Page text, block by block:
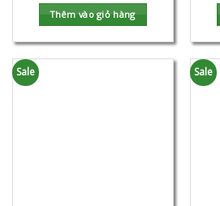
Thêm vào giỏ hàng
Sale Sale